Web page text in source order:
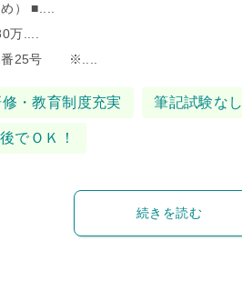
） ■....
万....
2番25号 ※....
・教育制度充実 筆記試験なし
でＯＫ！
続きを読む